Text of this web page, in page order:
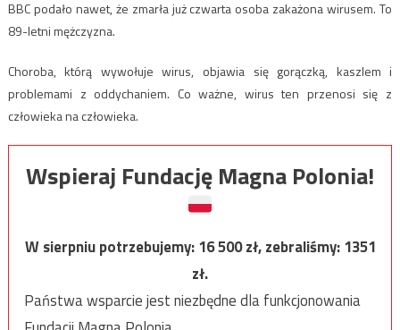
BBC podało nawet, że zmarła już czwarta osoba zakażona wirusem. To
89-letni mężczyzna.
Choroba, którą wywołuje wirus, objawia się gorączką, kaszlem i
problemami z oddychaniem. Co ważne, wirus ten przenosi się z
człowieka na człowieka.
Wspieraj Fundację Magna Polonia!
W sierpniu potrzebujemy:16 500zł, zebraliśmy:1351
zł.
Państwa wsparcie jest niezbędne dla funkcjonowania